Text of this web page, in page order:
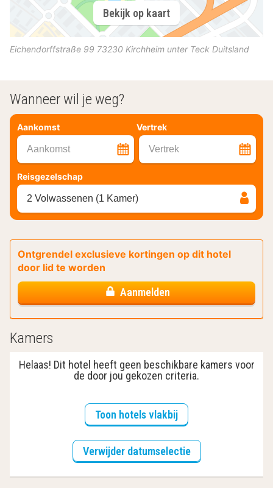
Bekijk op kaart
Eichendorffstraße 99 73230 Kirchheim unter Teck Duitsland
Wanneer wil je weg?
Aankomst Vertrek
Aankomst Vertrek
Reisgezelschap
2 Volwassenen (1 Kamer)
Ontgrendel exclusieve kortingen op dit hotel
door lid te worden
Aanmelden
Kamers
Helaas! Dit hotel heeft geen beschikbare kamers voor
de door jou gekozen criteria.
Toon hotels vlakbij
Verwijder datumselectie